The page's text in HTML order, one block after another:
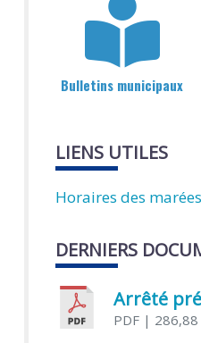
Bulletins municipaux
LIENS UTILES
Horaires des marées
DERNIERS
PDF | 286,88